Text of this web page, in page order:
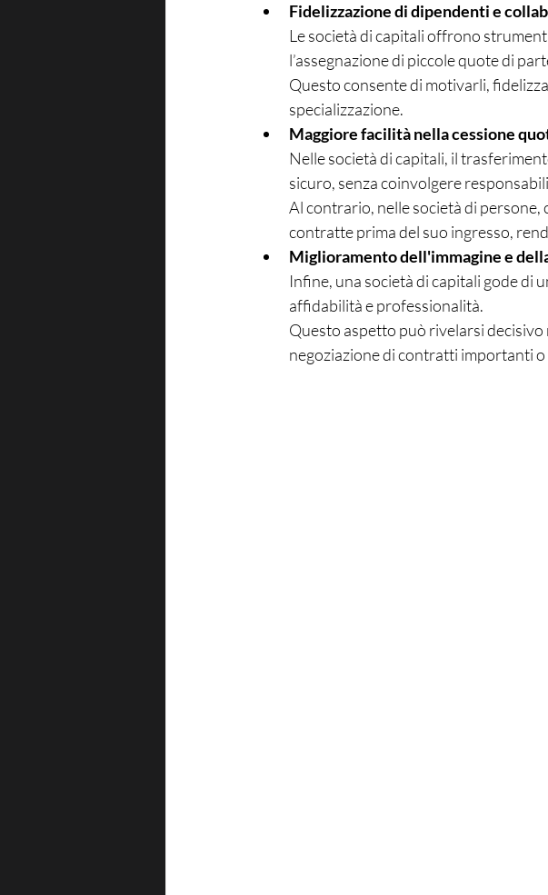
Fidelizzazione di dipendenti e
Le società di capitali offrono
l’assegnazione di piccole quote di
Questo consente di motivarli,
specializzazione.
Maggiore facilità nella cessione
Nelle società di capitali, il
sicuro, senza coinvolgere
Al contrario, nelle società di
contratte prima del suo ingresso,
Miglioramento dell'immagine e
Infine, una società di capitali gode di
affidabilità e professionalità.
Questo aspetto può rivelarsi
negoziazione di contratti importanti